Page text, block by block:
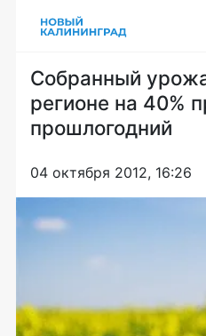
Собранный
регионе на 40%
прошлогодний
04 октября 2012, 16:26